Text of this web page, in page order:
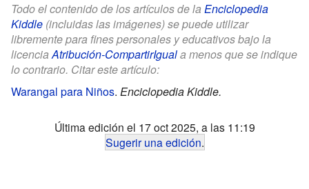
Todo el contenido de los artículos de la Enciclopedia
Kiddle (incluidas las imágenes) se puede utilizar
libremente para fines personales y educativos bajo la
licenciaAtribución-CompartirIguala menos que se indique
lo contrario. Citar este artículo:
Warangal para Niños. Enciclopedia Kiddle.
Última edición el 17 oct 2025, a las 11:19
Sugerir una edición.